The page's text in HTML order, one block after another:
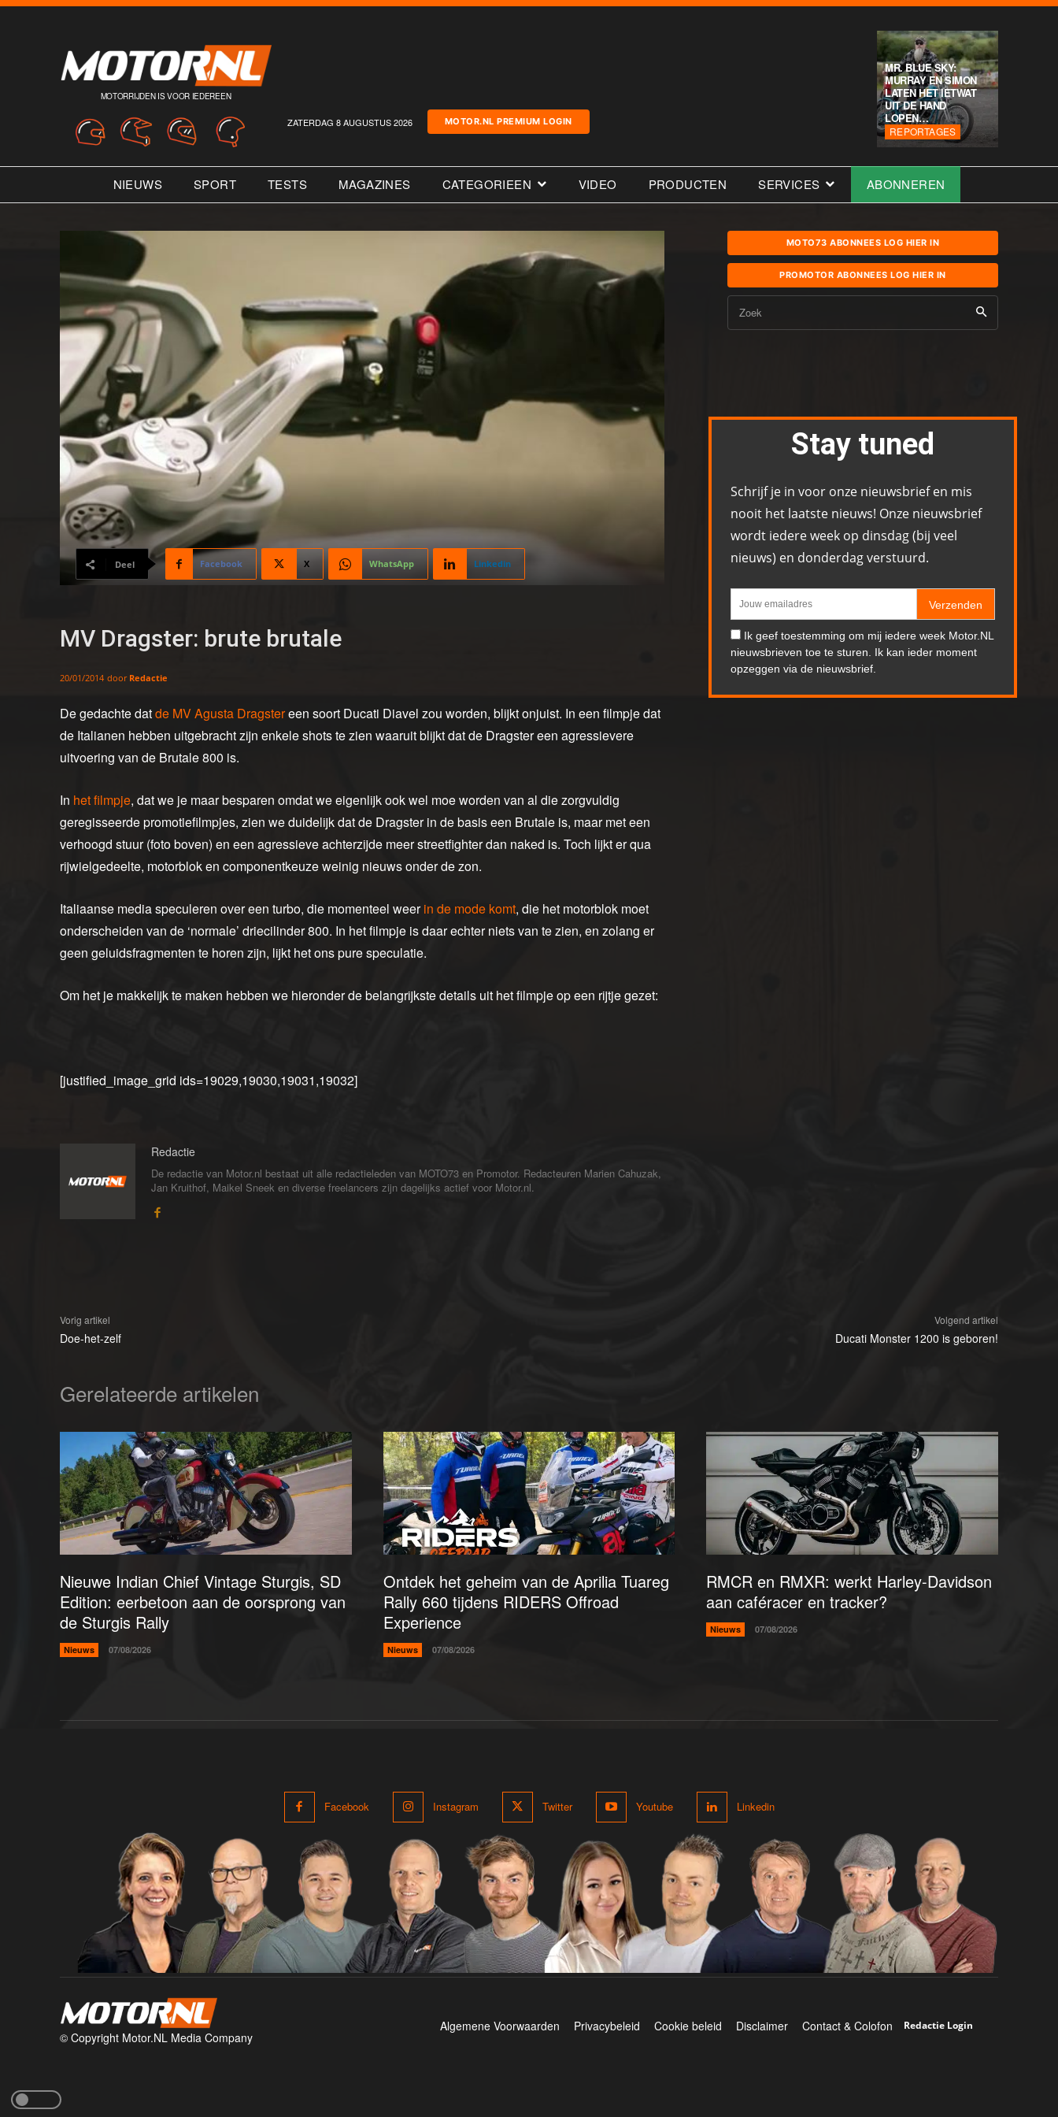
MOTORRIJDEN IS VOOR IEDEREEN
ZATERDAG 8 AUGUSTUS 2026 MOTOR.NL PREMIUM LOGIN
MR. BLUE SKY:
MURRAY EN SIMON
LATEN HET IETWAT
UIT DE HAND
LOPEN…
REPORTAGES
NIEUWS SPORT TESTS MAGAZINES CATEGORIEEN VIDEO PRODUCTEN SERVICES ABONNEREN
Deel Facebook X WhatsApp Linkedin
MV Dragster: brute brutale
20/01/2014 door Redactie
De gedachte datde MV Agusta Dragstereen soort Ducati Diavel zou worden, blijkt onjuist. In een filmpje dat
de Italianen hebben uitgebracht zijn enkele shots te zien waaruit blijkt dat de Dragster een agressievere
uitvoering van de Brutale 800 is.
In het filmpje, dat we je maar besparen omdat we eigenlijk ook wel moe worden van al die zorgvuldig
geregisseerde promotiefilmpjes, zien we duidelijk dat de Dragster in de basis een Brutale is, maar met een
verhoogd stuur (foto boven) en een agressieve achterzijde meer streetfighter dan naked is. Toch lijkt er qua
rijwielgedeelte, motorblok en componentkeuze weinig nieuws onder de zon.
Italiaanse media speculeren over een turbo, die momenteel weerin de mode komt, die het motorblok moet
onderscheiden van de ‘normale’ driecilinder 800. In het filmpje is daar echter niets van te zien, en zolang er
geen geluidsfragmenten te horen zijn, lijkt het ons pure speculatie.
Om het je makkelijk te maken hebben we hieronder de belangrijkste details uit het filmpje op een rijtje gezet:
[justified_image_grid ids=19029,19030,19031,19032]
Redactie
De redactie van Motor.nl bestaat uit alle redactieleden van MOTO73 en Promotor. Redacteuren Marien Cahuzak,
Jan Kruithof, Maikel Sneek en diverse freelancers zijn dagelijks actief voor Motor.nl.
MOTO73 ABONNEES LOG HIER IN
PROMOTOR ABONNEES LOG HIER IN
Zoek
Stay tuned
Schrijf je in voor onze nieuwsbrief en mis
nooit het laatste nieuws! Onze nieuwsbrief
wordt iedere week op dinsdag (bij veel
nieuws) en donderdag verstuurd.
Verzenden
Ik geef toestemming om mij iedere week Motor.NL
nieuwsbrieven toe te sturen. Ik kan ieder moment
opzeggen via de nieuwsbrief.
Vorig artikel
Doe-het-zelf
Volgend artikel
Ducati Monster 1200 is geboren!
Gerelateerde artikelen
Nieuwe Indian Chief Vintage Sturgis, SD
Edition: eerbetoon aan de oorsprong van
de Sturgis Rally
Nieuws 07/08/2026
Ontdek het geheim van de Aprilia Tuareg
Rally 660 tijdens RIDERS Offroad
Experience
Nieuws 07/08/2026
RMCR en RMXR: werkt Harley-Davidson
aan caféracer en tracker?
Nieuws 07/08/2026
Facebook Instagram Twitter Youtube Linkedin
© Copyright Motor.NL Media Company
Algemene Voorwaarden Privacybeleid Cookie beleid Disclaimer Contact & Colofon Redactie Login